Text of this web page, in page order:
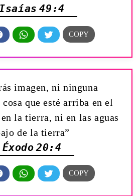
49:4
imagen, ni ninguna
cosa que esté arriba en el
la tierra, ni en las aguas
de la tierra”
Éxodo 20:4